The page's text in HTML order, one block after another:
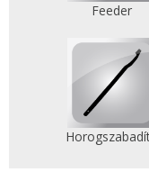
Feeder